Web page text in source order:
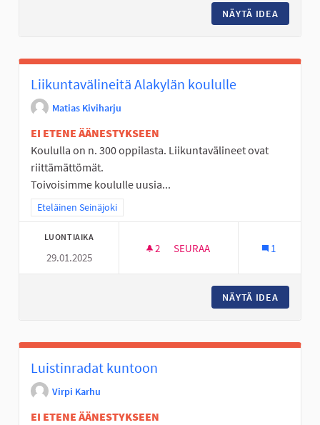
NÄYTÄ IDEA
Liikuntavälineitä Alakylän koululle
Matias Kiviharju
EI ETENE ÄÄNESTYKSEEN
Koululla on n. 300 oppilasta. Liikuntavälineet ovat
riittämättömät.
Toivoisimme koululle uusia...
Rajaa tulokset teeman mukaan: Eteläinen Seinäjoki
Eteläinen Seinäjoki
LUONTIAIKA
29.01.2025
2 2 SEURAAJAA
SEURAA 1
NÄYTÄ IDEA
Luistinradat kuntoon
Virpi Karhu
EI ETENE ÄÄNESTYKSEEN